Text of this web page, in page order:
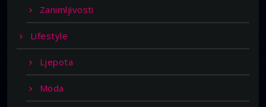
Zanimljivosti
Lifestyle
Ljepota
Moda